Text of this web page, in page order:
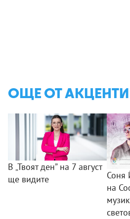
ОЩЕ ОТ АКЦЕНТИ
В „Твоят ден” на 7 август
ще видите
Соня
на